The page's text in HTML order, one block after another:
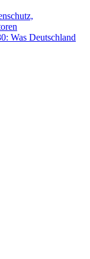
Was Deutschland